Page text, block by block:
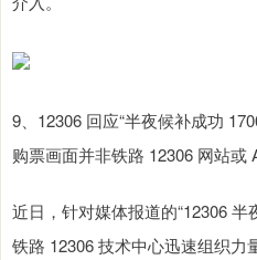
9、12306 回应“半夜候补成功
购票画面并非铁路 12306 网站或
近日，针对媒体报道的“12306 半
铁路 12306 技术中心迅速组织力